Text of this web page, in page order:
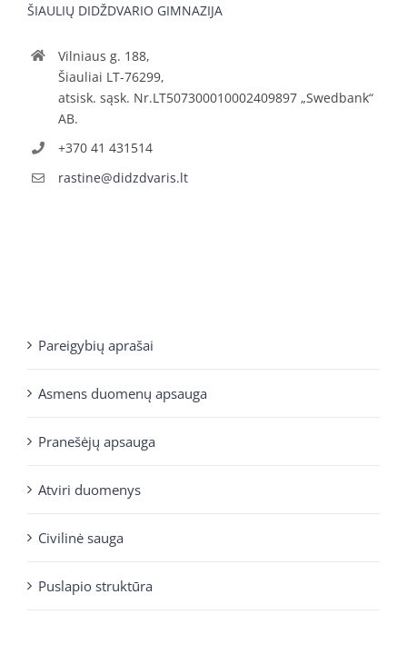
ŠIAULIŲ DIDŽDVARIO GIMNAZIJA
Vilniaus g. 188,
Šiauliai LT-76299,
atsisk. sąsk. Nr.LT507300010002409897 „Swedbank“
AB.
+370 41 431514
rastine@didzdvaris.lt
Pareigybių aprašai
Asmens duomenų apsauga
Pranešėjų apsauga
Atviri duomenys
Civilinė sauga
Puslapio struktūra